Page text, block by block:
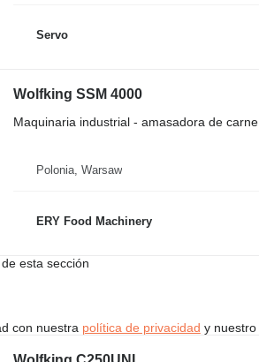
Servo
Wolfking SSM 4000
Maquinaria industrial - amasadora de carne
Polonia, Warsaw
ERY Food Machinery
esta sección
con nuestra política de privacidad y nuestro